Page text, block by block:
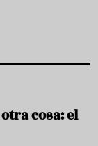
cosa: el